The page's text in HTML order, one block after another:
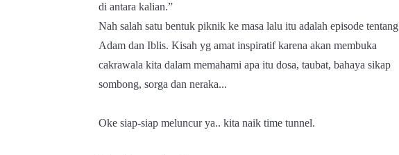
di antara kalian.”
Nah salah satu bentuk piknik ke masa lalu itu adalah episode tentang
Adam dan Iblis. Kisah yg amat inspiratif karena akan membuka
cakrawala kita dalam memahami apa itu dosa, taubat, bahaya sikap
sombong, sorga dan neraka...
Oke siap-siap meluncur ya.. kita naik time tunnel.